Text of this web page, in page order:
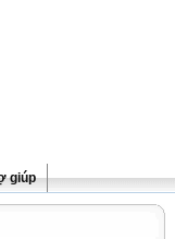
giúp